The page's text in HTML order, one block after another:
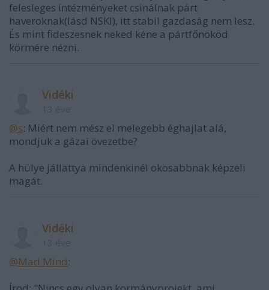
felesleges intézményeket csinálnak párt
haveroknak(lásd NSKI), itt stabil gazdaság nem lesz.
És mint fideszesnek neked kéne a pártfőnököd
körmére nézni.
Vidéki
@s: Miért nem mész el melegebb éghajlat alá,
mondjuk a gázai övezetbe?
A hülye jállattya mindenkinél okosabbnak képzeli
magát.
Vidéki
@Mad Mind: